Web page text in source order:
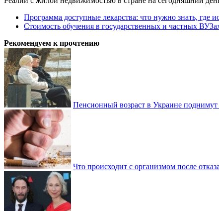
Программа доступные лекарства: что нужно знать, где
Стоимость обучения в государственных и частных
Рекомендуем к прочтению
Пенсионный возраст в Украине поднимут
Что происходит с организмом после